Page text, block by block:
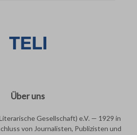
Über uns
Gesellschaft) e.V. — 1929 in
von Journalisten, Publizisten und